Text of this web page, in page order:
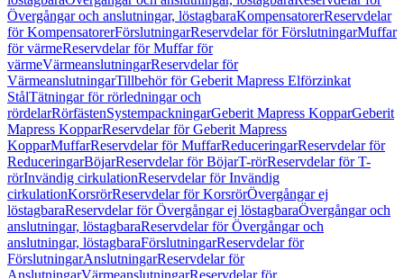
Övergångar och anslutningar, löstagbaraKompensatorerReservdelar
för KompensatorerFörslutningarReservdelar för FörslutningarMuffar
för värmeReservdelar för Muffar för
värmeVärmeanslutningarReservdelar för
VärmeanslutningarTillbehör för Geberit Mapress Elförzinkat
StålTätningar för rörledningar och
rördelarRörfästenSystempackningarGeberit Mapress KopparGeberit
Mapress KopparReservdelar för Geberit Mapress
KopparMuffarReservdelar för MuffarReduceringarReservdelar för
ReduceringarBöjarReservdelar för BöjarT-rörReservdelar för T-
rörInvändig cirkulationReservdelar för Invändig
cirkulationKorsrörReservdelar för KorsrörÖvergångar ej
löstagbaraReservdelar för Övergångar ej löstagbaraÖvergångar och
anslutningar, löstagbaraReservdelar för Övergångar och
anslutningar, löstagbaraFörslutningarReservdelar för
FörslutningarAnslutningarReservdelar för
AnslutningarVärmeanslutningarReservdelar för